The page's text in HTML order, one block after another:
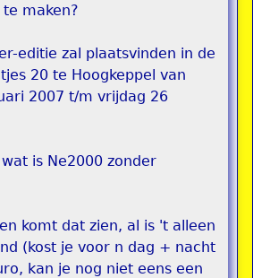
maken?
editie zal plaatsvinden in de
20 te Hoogkeppel van
2007 t/m vrijdag 26
is Ne2000 zonder
komt dat zien, al is 't alleen
(kost je voor n dag + nacht
kan je nog niet eens een